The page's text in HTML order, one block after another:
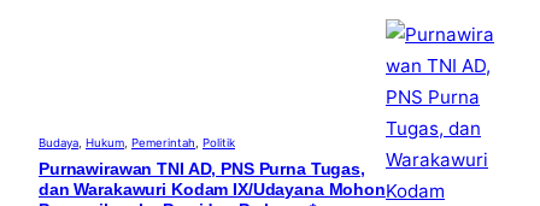
Budaya Hukum Pemerintah Politik
Purnawirawan TNI AD, PNS Purna Tugas,
dan Warakawuri Kodam IX/Udayana Mohon